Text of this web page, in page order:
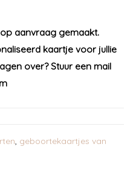
aanvraag gemaakt.
kaartje voor jullie
over?Stuur een mail
geboortekaartjes van